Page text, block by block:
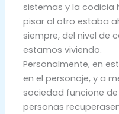
sistemas y la codicia
pisar al otro estaba
siempre, del nivel de
estamos viviendo.
Personalmente, en
en el personaje, y a
sociedad funcione
personas